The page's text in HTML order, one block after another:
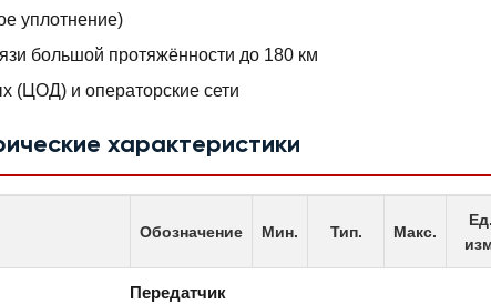
уплотнение)
большой протяжённости до 180 км
(ЦОД) и операторские сети
характеристики
Обозначение Мин. Тип. Макс.
Ед.
Передатчик